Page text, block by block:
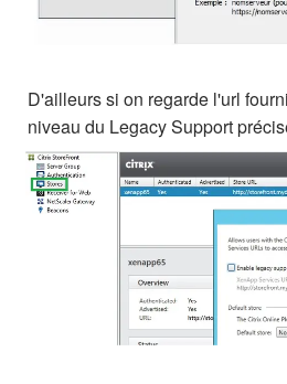
D'ailleurs si on regarde l'url
niveau du Legacy Support